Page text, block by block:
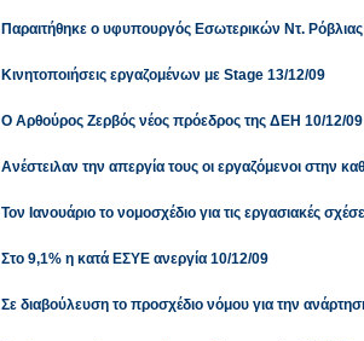
Παραιτήθηκε ο υφυπουργός Εσωτερικών Ντ. Ρόβλιας
Κινητοποιήσεις εργαζομένων με Stage 13/12/09
Ο Αρθούρος Ζερβός νέος πρόεδρος της ΔΕΗ 10/12/09
Ανέστειλαν την απεργία τους οι εργαζόμενοι στην
Τον Ιανουάριο το νομοσχέδιο για τις εργασιακές
Στο 9,1% η κατά ΕΣΥΕ ανεργία 10/12/09
Σε διαβούλευση το προσχέδιο νόμου για την